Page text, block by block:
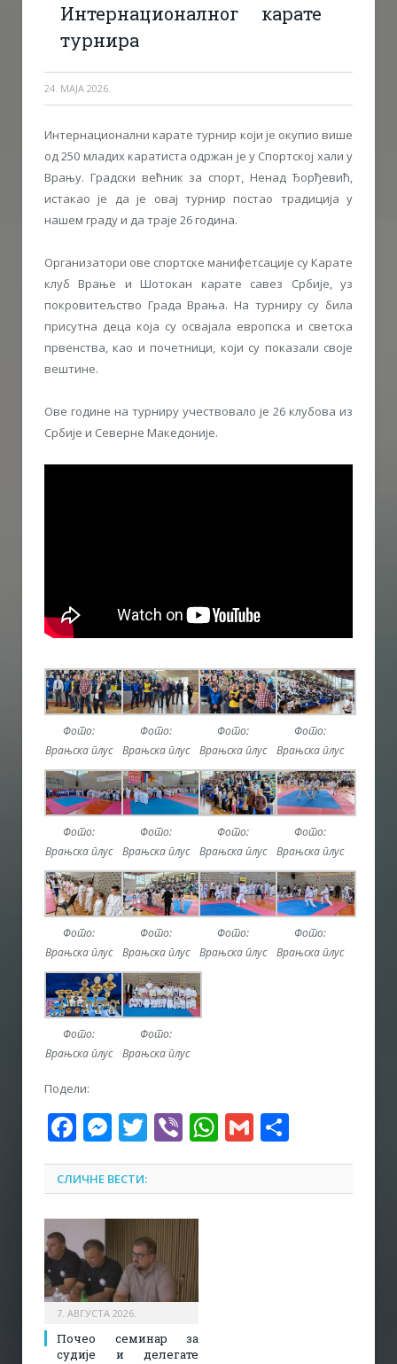
Интернационалног карате
турнира
24. МАЈА 2026.
Интернационални карате турнир који је окупио више
од 250 младих каратиста одржан је у Спортској хали у
Врању. Градски већник за спорт, Ненад Ђорђевић,
истакао је да је овај турнир постао традиција у
нашем граду и да траје 26 година.
Организатори ове спортске манифетсације су Карате
клуб Врање и Шотокан карате савез Србије, уз
покровитељство Града Врања. На турниру су била
присутна деца која су освајала европска и светска
првенства, као и почетници, који су показали своје
вештине.
Ове године на турниру учествовало је 26 клубова из
Србије и Северне Македоније.
Фото:
Врањска плус
Фото:
Врањска плус
Фото:
Врањска плус
Фото:
Врањска плус
Фото:
Врањска плус
Фото:
Врањска плус
Фото:
Врањска плус
Фото:
Врањска плус
Фото:
Врањска плус
Фото:
Врањска плус
Фото:
Врањска плус
Фото:
Врањска плус
Фото:
Врањска плус
Фото:
Врањска плус
Подели:
Facebook
Messenger
Twitter
ViberWhatsApp
Gmail
СЛИЧНЕ ВЕСТИ:
7. АВГУСТА 2026.
Почео семинар за
судије и делегате